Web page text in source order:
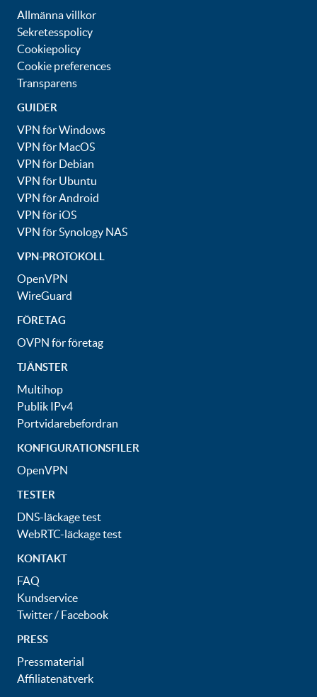
Allmänna villkor
Sekretesspolicy
Cookiepolicy
Cookie preferences
Transparens
GUIDER
VPN för Windows
VPN för MacOS
VPN för Debian
VPN för Ubuntu
VPN för Android
VPN för iOS
VPN för Synology NAS
VPN-PROTOKOLL
OpenVPN
WireGuard
FÖRETAG
OVPN för företag
TJÄNSTER
Multihop
Publik IPv4
Portvidarebefordran
KONFIGURATIONSFILER
OpenVPN
TESTER
DNS-läckage test
WebRTC-läckage test
KONTAKT
FAQ
Kundservice
Twitter/ Facebook
PRESS
Pressmaterial
Affiliatenätverk